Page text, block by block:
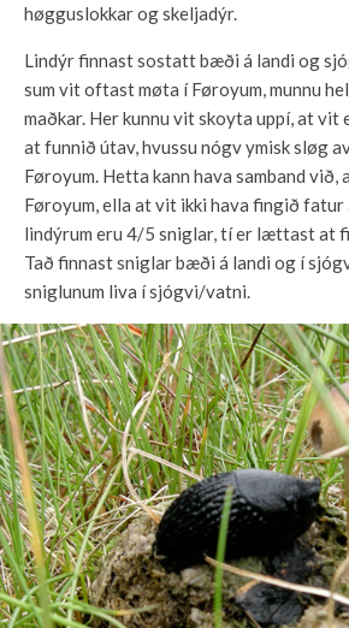
høgguslokkar og skeljadýr.
Lindýr finnast sostatt bæði á landi og
sum vit oftast møta í Føroyum, munnu
maðkar. Her kunnu vit skoyta uppí, at vit
at funnið útav, hvussu nógv ymisk sløg
Føroyum. Hetta kann hava samband
Føroyum, ella at vit ikki hava fingið fatur
lindýrum eru 4/5 sniglar, tí er lættast at
Tað finnast sniglar bæði á landi og í
sniglunum liva í sjógvi/vatni.